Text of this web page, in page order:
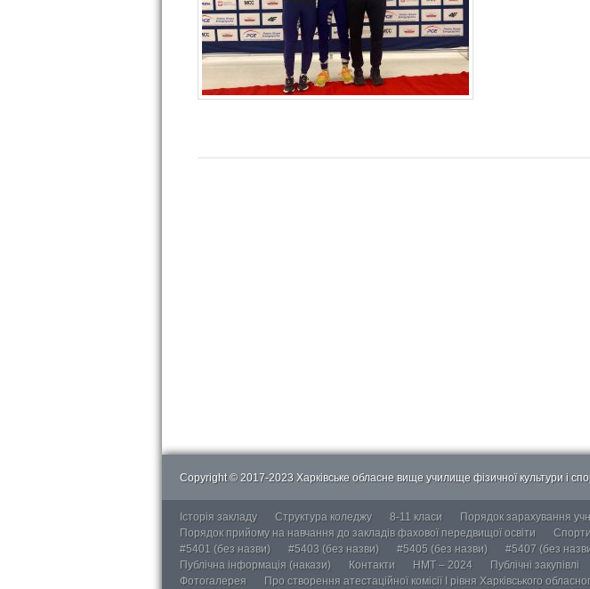
Copyright © 2017-2023 Харківське обласне вище училище фізичної культури і
Історія закладу Структура коледжу 8-11 класи Порядок зарахування
Порядок прийому на навчання до закладів фахової передвищої освіти
#5401 (без назви)
#5403 (без назви) #5405 (без назви) #5407 (без
Публічна інформація (накази)
Контакти НМТ – 2024 Публічні закупівлі
Фотогалерея
Про створення атестаційної комісії І рівня Харківського